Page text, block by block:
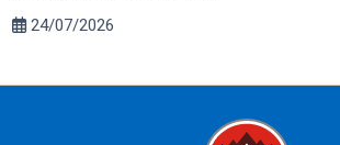
24/07/2026